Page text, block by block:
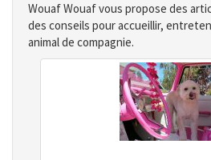
Wouaf Wouaf vous propose des
des conseils pour accueillir,
animal de compagnie.